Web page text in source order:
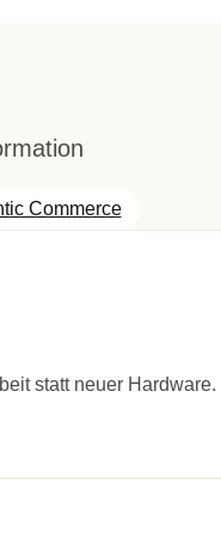
Commerce
statt neuer Hardware.